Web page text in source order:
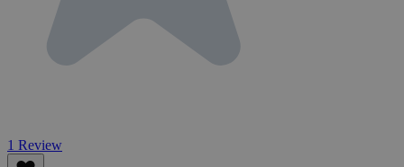
1 Review